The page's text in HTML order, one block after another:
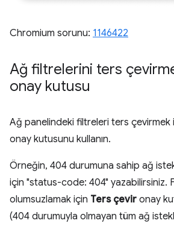
Chromium sorunu: 1146422
Ağ filtrelerini ters
onay kutusu
Ağ panelindeki filtreleri ters çevirmek
onay kutusunu kullanın.
Örneğin, 404 durumuna sahip ağ
için "status-code: 404" yazabilirsiniz.
olumsuzlamak için Ters çevir onay
(404 durumuyla olmayan tüm ağ